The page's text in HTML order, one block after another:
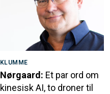
KLUMME
Nørgaard: Et par ord om
kinesisk AI, to droner til